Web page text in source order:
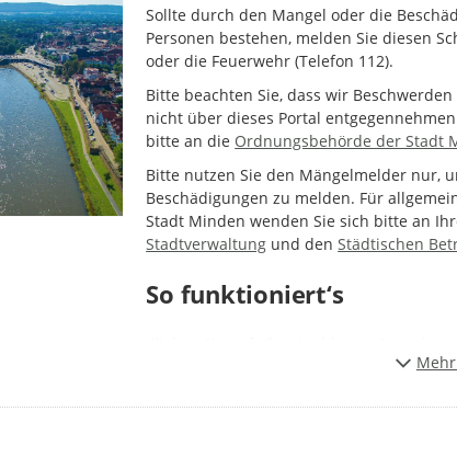
Sollte durch den Mangel oder die
Personen bestehen, melden Sie diesen
oder die Feuerwehr (Telefon 112).
Bitte beachten Sie, dass wir
nicht über dieses Portal
bitte an die Ordnungsbehörde der Stadt
Bitte nutzen Sie den Mängelmelder nur,
Beschädigungen zu melden. Für
Stadt Minden wenden Sie sich bitte an
Stadtverwaltung und denStädtischen
So funktioniert‘s
oder durch Verwendung Ihrer
zusätzliche Meldung.
Wählen Sie dann die Kategorie Ihrer